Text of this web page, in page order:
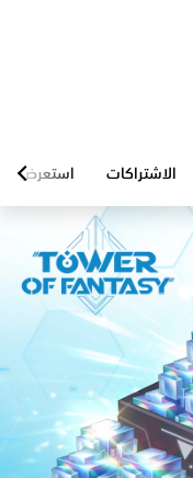
الاشتراكات استعرض